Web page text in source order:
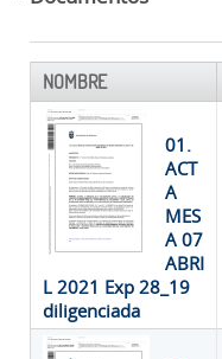
NOMBRE
01.
ACT
A
MES
A 07
ABRI
L 2021 Exp 28_19
diligenciada